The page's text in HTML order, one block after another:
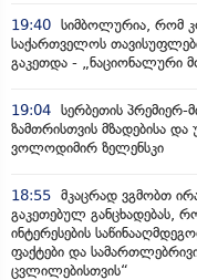
19:40 სიმბოლურია, რომ
საქართველოს
გაკეთდა - „ნაციონალური
19:04 სერბეთის პრემიერ-
ზამთრისთვის მზადებისა და
ვოლოდიმირ ზელენსკი
18:55 მკაცრად ვგმობთ
გაკეთებულ განცხადებას,
ინტერესების
ფაქტები და
ცვლილებისთვის“